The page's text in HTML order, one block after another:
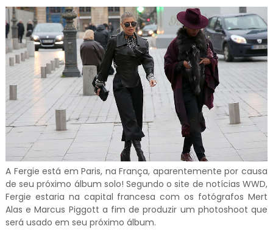
A Fergie está em Paris, na França, aparentemente por causa
de seu próximo álbum solo! Segundo o site de notícias WWD,
Fergie estaria na capital francesa com os fotógrafos Mert
Alas e Marcus Piggott a fim de produzir um photoshoot que
será usado em seu próximo álbum.